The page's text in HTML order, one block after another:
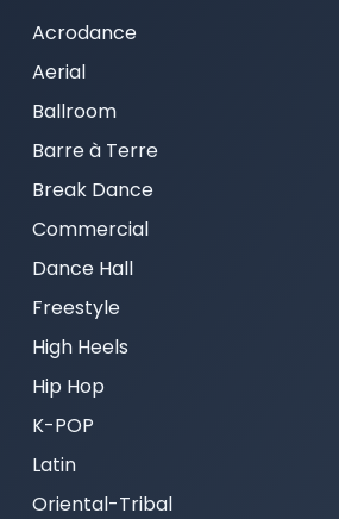
Acrodance
Aerial
Ballroom
Barre à Terre
Break Dance
Commercial
Dance Hall
Freestyle
High Heels
Hip Hop
K-POP
Latin
Oriental-Tribal